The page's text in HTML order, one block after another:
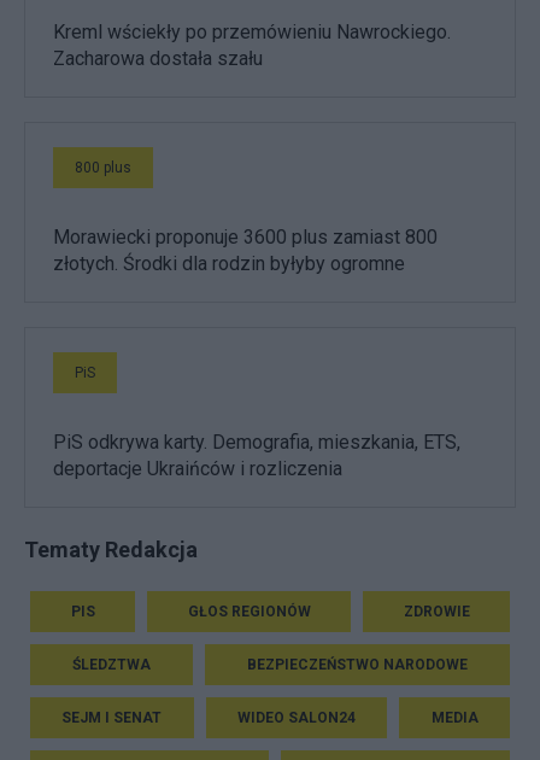
Kreml wściekły po przemówieniu Nawrockiego.
Zacharowa dostała szału
800 plus
Morawiecki proponuje 3600 plus zamiast 800
złotych. Środki dla rodzin byłyby ogromne
PiS
PiS odkrywa karty. Demografia, mieszkania, ETS,
deportacje Ukraińców i rozliczenia
Tematy Redakcja
PIS GŁOS REGIONÓW ZDROWIE
ŚLEDZTWA BEZPIECZEŃSTWO NARODOWE
SEJM I SENAT WIDEO SALON24 MEDIA